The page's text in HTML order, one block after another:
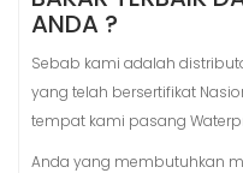
ANDA ?
Sebab kami adalah
yang telah bersertifikat
tempat kami pasang
Anda yang membutuhkan